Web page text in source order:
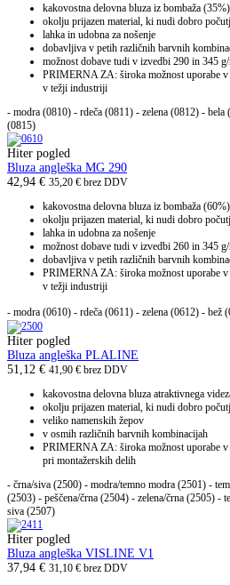
kakovostna delovna bluza iz bombaža
okolju prijazen material, ki nudi dobro
lahka in udobna za nošenje
dobavljiva v petih različnih barvnih
možnost dobave tudi v izvedbi 290 in 345
PRIMERNA ZA: široka možnost uporabe
v težji industriji
- modra (0810) - rdeča (0811) - zelena (0812) -
(0815)
Hiter pogled
Bluza angleška MG 290
42,94 € 35,20 € brez DDV
kakovostna delovna bluza iz bombaža
okolju prijazen material, ki nudi dobro
lahka in udobna za nošenje
možnost dobave tudi v izvedbi 260 in 345
dobavljiva v petih različnih barvnih
PRIMERNA ZA: široka možnost uporabe
v težji industriji
- modra (0610) - rdeča (0611) - zelena (0612) - bež
Hiter pogled
Bluza angleška PLALINE
51,12 € 41,90 € brez DDV
kakovostna delovna bluza atraktivnega
okolju prijazen material, ki nudi dobro
veliko namenskih žepov
v osmih različnih barvnih kombinacijah
PRIMERNA ZA: široka možnost uporabe
pri montažerskih delih
- črna/siva (2500) - modra/temno modra (2501) -
(2503) - peščena/črna (2504) - zelena/črna (2505) -
siva (2507)
Hiter pogled
Bluza angleška VISLINE V1
37,94 € 31,10 € brez DDV